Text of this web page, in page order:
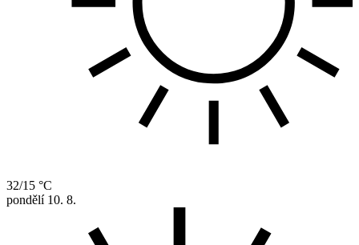
32/15 °C
pondělí 10. 8.